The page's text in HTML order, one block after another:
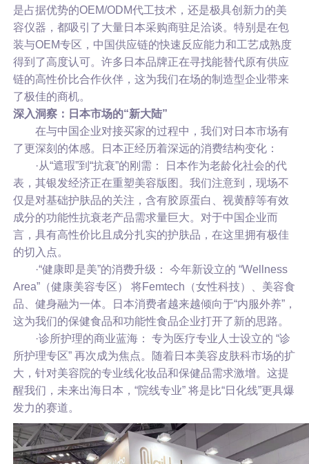
是占据优势的OEM/ODM代工技术，还是极具创新力的美
容仪器，都吸引了大量日本采购商驻足洽谈。 特别是在包
装与OEM专区，中国供应链的快速反应能力和工艺成熟度
得到了高度认可。许多日本品牌正在寻找能替代原有供应
链的高性价比合作伙伴，这为我们在场的制造型企业带来
了极佳的商机。
深入洞察：日本市场的“新大陆”
在与中国企业对接买家的过程中，我们对日本市场有
了更深刻的体感。日本正经历着深远的消费结构变化：
·从“遮瑕”到“抗衰”的刚需： 日本作为老龄化社会的代
表，其银发经济正在重塑美容版图。我们注意到，现场不
仅是对基础护肤品的关注，含有胶原蛋白、视黄醇等有效
成分的功能性抗衰老产品需求量巨大。对于中国企业而
言，具有高性价比且成分扎实的护肤品，在这里拥有极佳
的切入点。
·“健康即是美”的消费升级： 今年新设立的 “Wellness
Area”（健康美容专区） 将Femtech（女性科技）、美容食
品、健身融为一体。日本消费者越来越倾向于“内服外养”，
这为我们的保健食品和功能性食品企业打开了新的思路。
·诊所护理的商业蓝海： 专为医疗专业人士设立的 “诊
所护理专区” 再次成为焦点。随着日本美容皮肤科市场的扩
大，针对美容院的专业线化妆品和保健品需求激增。这提
醒我们，未来出海日本，“院线专业” 将是比“日化线”更具爆
发力的赛道。